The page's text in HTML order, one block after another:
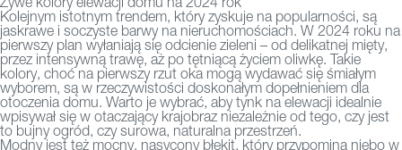
Kolejnym istotnym trendem, który zyskuje na popularności, są
jaskrawe i soczyste barwy na nieruchomościach. W 2024 roku na
pierwszy plan wyłaniają się odcienie zieleni – od delikatnej mięty,
przez intensywną trawę, aż po tętniącą życiem oliwkę. Takie
kolory, choć na pierwszy rzut oka mogą wydawać się śmiałym
wyborem, są w rzeczywistości doskonałym dopełnieniem dla
otoczenia domu. Warto je wybrać, aby tynk na elewacji idealnie
wpisywał się w otaczający krajobraz niezależnie od tego, czy jest
to bujny ogród, czy surowa, naturalna przestrzeń.
Modny jest też mocny, nasycony błękit, który przypomina niebo w